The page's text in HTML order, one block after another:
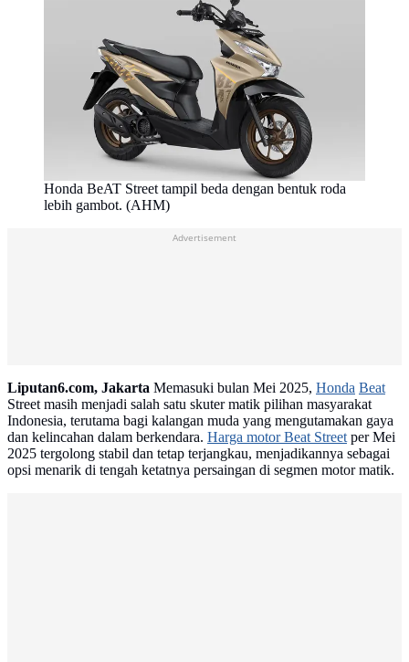
Honda BeAT Street tampil beda dengan bentuk roda
lebih gambot. (AHM)
Advertisement
Liputan6.com, Jakarta Memasuki bulan Mei 2025, Honda Beat
Street masih menjadi salah satu skuter matik pilihan masyarakat
Indonesia, terutama bagi kalangan muda yang mengutamakan gaya
dan kelincahan dalam berkendara. Harga motor Beat Streetper Mei
2025 tergolong stabil dan tetap terjangkau, menjadikannya sebagai
opsi menarik di tengah ketatnya persaingan di segmen motor matik.